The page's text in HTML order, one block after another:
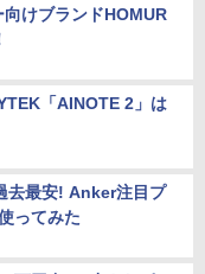
けブランドHOMUR
「AINOTE 2」は
去最安! Anker注目プ
ってみた